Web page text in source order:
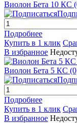
Виолон Бета 10 КС
Подробнее
Купить в 1 клик
В избранное
Виолон Бета 5 КС
Подробнее
Купить в 1 клик
В избранное